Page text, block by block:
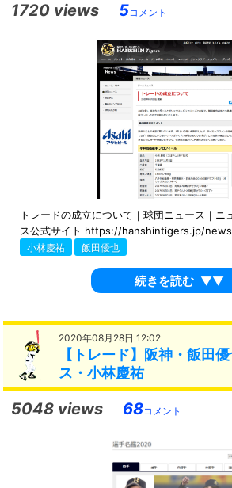
1720 views 5コメント
トレードの成立について｜球団ニュース｜ニ
ス公式サイト https://hanshintigers.jp/
小林慶祐 飯田優也
続きを読む ▼▼
2020年08月28日 12:02
【トレード】阪神・飯田
ス・小林慶祐
5048 views 68コメント